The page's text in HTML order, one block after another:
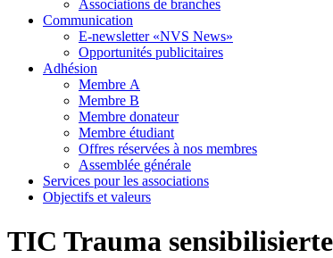
Associations de branches
Communication
E-newsletter «NVS News»
Opportunités publicitaires
Adhésion
Membre A
Membre B
Membre donateur
Membre étudiant
Offres réservées à nos membres
Assemblée générale
Services pour les associations
Objectifs et valeurs
TIC Trauma